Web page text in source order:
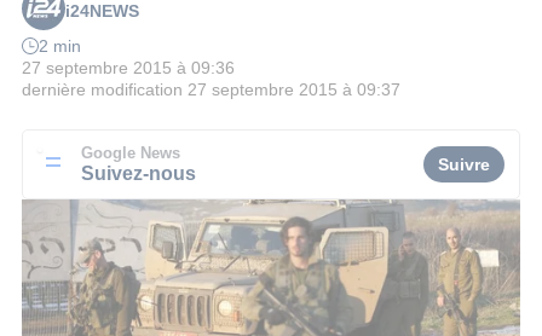
i24NEWS
2 min
27 septembre 2015 à 09:36
dernière modification 27 septembre 2015 à 09:37
Google News
Suivez-nous Suivre